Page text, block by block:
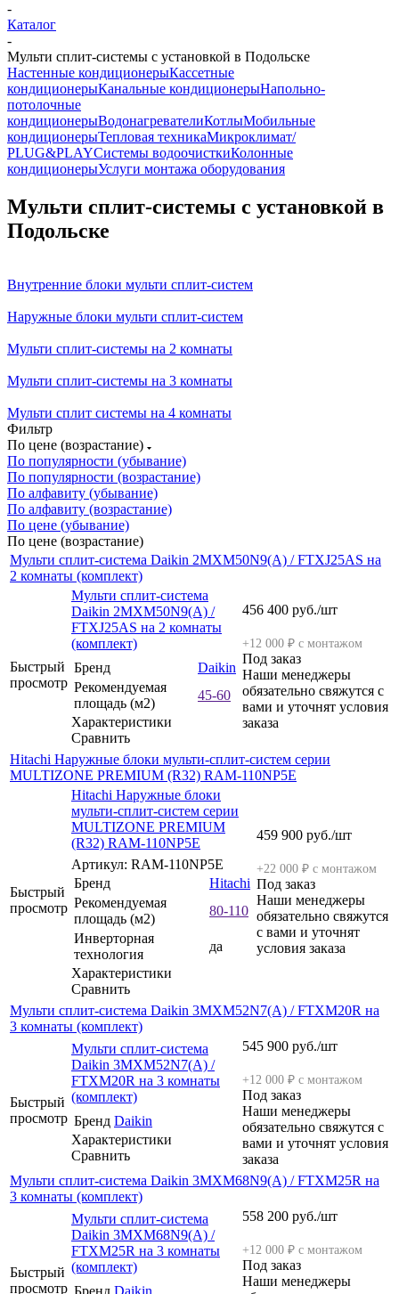
-
Каталог
-
Мульти сплит-системы с установкой в Подольске
Настенные кондиционерыКассетные
кондиционерыКанальные кондиционерыНапольно-
потолочные
кондиционерыВодонагревателиКотлыМобильные
кондиционерыТепловая техникаМикроклимат/
PLUG&PLAYСистемы водоочисткиКолонные
кондиционерыУслуги монтажа оборудования
Мульти сплит-системы с установкой в
Подольске
Внутренние блоки мульти сплит-систем
Наружные блоки мульти сплит-систем
Мульти сплит-системы на 2 комнаты
Мульти сплит-системы на 3 комнаты
Мульти сплит системы на 4 комнаты
Фильтр
По цене (возрастание)
По популярности (убывание)
По популярности (возрастание)
По алфавиту (убывание)
По алфавиту (возрастание)
По цене (убывание)
По цене (возрастание)
Мульти сплит-система Daikin 2MXM50N9(A) / FTXJ25AS на
2 комнаты (комплект)
Быстрый
просмотр
Мульти сплит-система
Daikin 2MXM50N9(A) /
FTXJ25AS на 2 комнаты
(комплект)
Бренд
Daikin
Рекомендуемая
площадь (м2)
45-60
Характеристики
Сравнить
456 400 руб./шт
+12 000 ₽ с монтажом
Под заказ
Наши менеджеры
обязательно свяжутся с
вами и уточнят условия
заказа
Hitachi Наружные блоки мульти-сплит-систем серии
MULTIZONE PREMIUM (R32) RAM-110NP5E
Быстрый
просмотр
Hitachi Наружные блоки
мульти-сплит-систем серии
MULTIZONE PREMIUM
(R32) RAM-110NP5E
Артикул: RAM-110NP5E
Бренд
Hitachi
Рекомендуемая
площадь (м2)
80-110
Инверторная
технология
да
Характеристики
Сравнить
459 900 руб./шт
+22 000 ₽ с монтажом
Под заказ
Наши менеджеры
обязательно свяжутся
с вами и уточнят
условия заказа
Мульти сплит-система Daikin 3MXM52N7(A) / FTXM20R на
3 комнаты (комплект)
Быстрый
просмотр
Мульти сплит-система
Daikin 3MXM52N7(A) /
FTXM20R на 3 комнаты
(комплект)
Бренд Daikin
Характеристики
Сравнить
545 900 руб./шт
+12 000 ₽ с монтажом
Под заказ
Наши менеджеры
обязательно свяжутся с
вами и уточнят условия
заказа
Мульти сплит-система Daikin 3MXM68N9(A) / FTXM25R на
3 комнаты (комплект)
Быстрый
просмотр
Мульти сплит-система
Daikin 3MXM68N9(A) /
FTXM25R на 3 комнаты
(комплект)
Бренд Daikin
558 200 руб./шт
+12 000 ₽ с монтажом
Под заказ
Наши менеджеры